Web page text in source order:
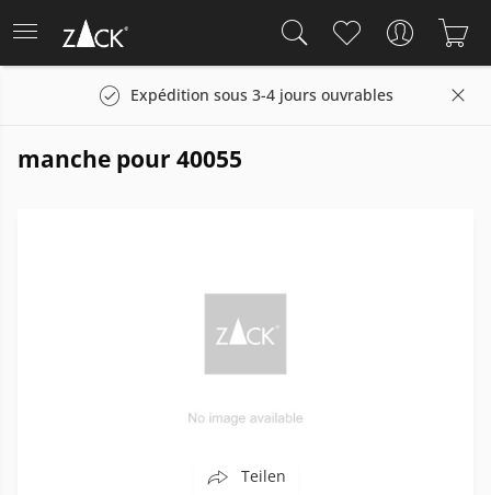
Expédition sous 3-4 jours ouvrables
manche pour 40055
Teilen